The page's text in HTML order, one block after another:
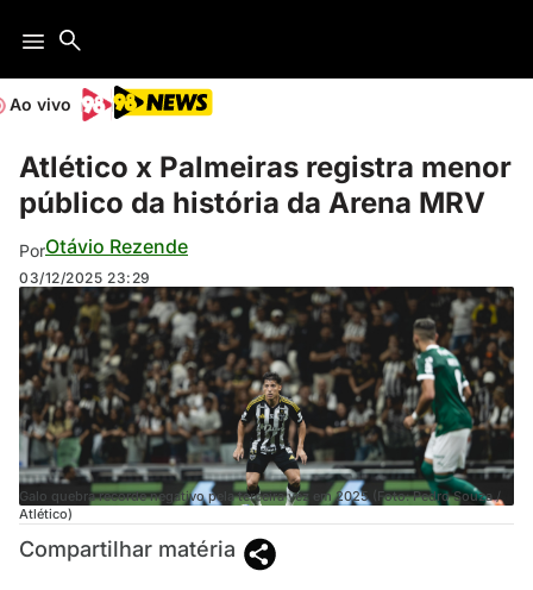
Ao vivo
Atlético x Palmeiras registra menor
público da história da Arena MRV
PorOtávio Rezende
03/12/2025 23:29
Galo quebra recorde negativo pela terceira vez em 2025 (Foto: Pedro Souza /
Atlético)
Compartilhar matéria